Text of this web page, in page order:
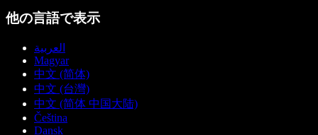
他の言語で表示
العربية
Magyar
中文 (简体)
中文 (台灣)
中文 (简体 中国大陆)
Čeština
Dansk